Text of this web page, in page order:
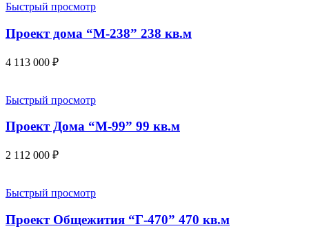
Быстрый просмотр
Проект дома “М-238” 238 кв.м
4 113 000 ₽
Быстрый просмотр
Проект Дома “М-99” 99 кв.м
2 112 000 ₽
Быстрый просмотр
Проект Общежития “Г-470” 470 кв.м